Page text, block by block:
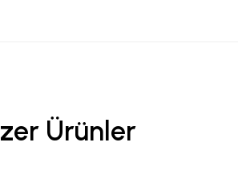
Ürünler